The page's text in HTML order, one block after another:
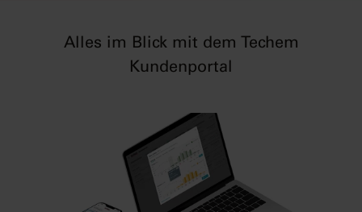
Alles im Blick mit dem Techem
Kundenportal